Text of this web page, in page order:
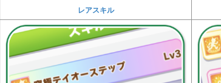
レアスキル